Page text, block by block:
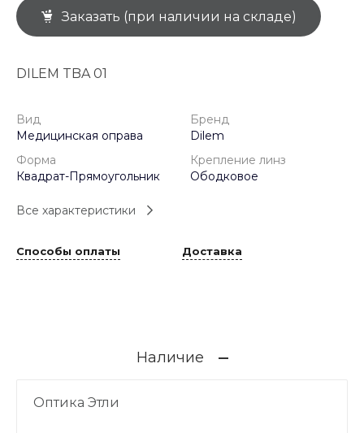
Заказать (при наличии на складе)
DILEM TBA 01
Вид
Медицинская оправа
Бренд
Dilem
Форма
Квадрат-Прямоугольник
Крепление линз
Ободковое
Все характеристики
Способы оплаты Доставка
Наличие
Оптика Этли